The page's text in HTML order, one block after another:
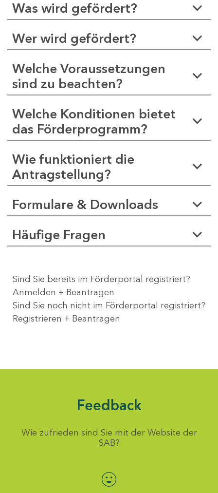
Was wird gefördert?
Wer wird gefördert?
Welche Voraussetzungen
sind zu beachten?
Welche Konditionen bietet
das Förderprogramm?
Wie funktioniert die
Antragstellung?
Formulare & Downloads
Häufige Fragen
Sind Sie bereits im Förderportal registriert?
Anmelden + Beantragen
Sind Sie noch nicht im Förderportal registriert?
Registrieren + Beantragen
Feedback
Wie zufrieden sind Sie mit der Website der
SAB?
Bewertung auswählen